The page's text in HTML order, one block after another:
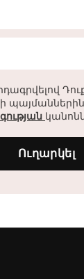
ի
Ուղարկել